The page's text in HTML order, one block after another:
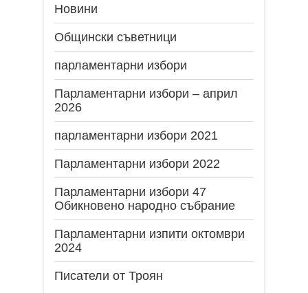
Новини
Общински съветници
парламентарни избори
Парламентарни избори – април
2026
парламентарни избори 2021
Парламентарни избори 2022
Парламентарни избори 47
Обикновено народно събрание
Парламентарни изпити октомври
2024
Писатели от Троян